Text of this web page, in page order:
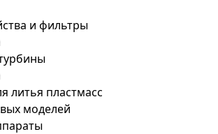
и фильтры
литья пластмасс
моделей